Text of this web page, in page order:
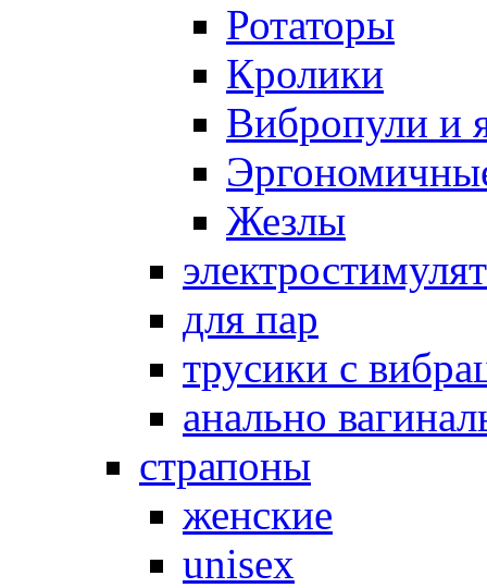
Ротаторы
Кролики
Вибропули и
Жезлы
для пар
трусики с
анально
страпоны
женские
unisex